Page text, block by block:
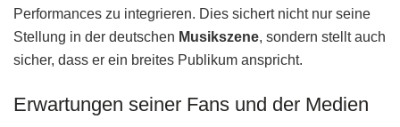
Performances zu integrieren. Dies sichert nicht nur seine
Stellung in der deutschen Musikszene, sondern stellt auch
sicher, dass er ein breites Publikum anspricht.
Erwartungen seiner Fans und der Medien